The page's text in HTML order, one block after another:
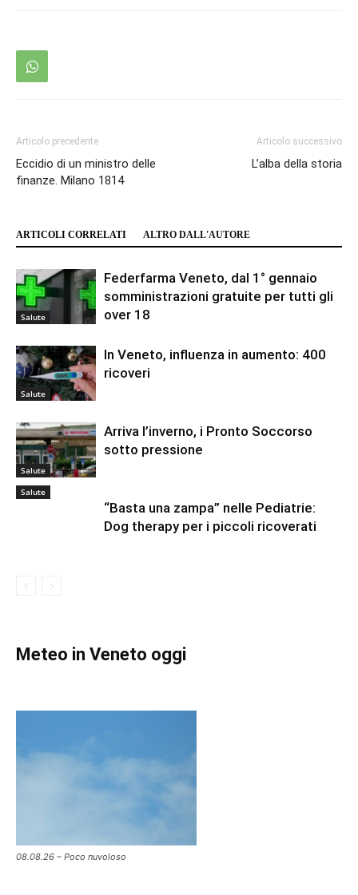
Articolo precedente
Eccidio di un ministro delle
finanze. Milano 1814
Articolo successivo
L’alba della storia
ARTICOLI CORRELATI ALTRO DALL'AUTORE
Salute
Federfarma Veneto, dal 1° gennaio
somministrazioni gratuite per tutti gli
over 18
Salute
In Veneto, influenza in aumento: 400
ricoveri
Salute
Arriva l’inverno, i Pronto Soccorso
sotto pressione
Salute
“Basta una zampa” nelle Pediatrie:
Dog therapy per i piccoli ricoverati
Meteo in Veneto oggi
08.08.26 – Poco nuvoloso